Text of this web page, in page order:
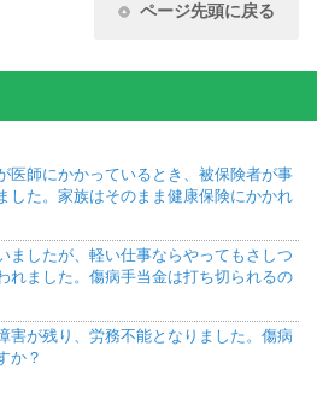
ページ先頭に戻る
医師にかかっているとき、被保険者が事
した。家族はそのまま健康保険にかかれ
ましたが、軽い仕事ならやってもさしつ
れました。傷病手当金は打ち切られるの
害が残り、労務不能となりました。傷病
か？